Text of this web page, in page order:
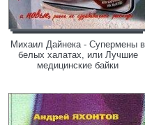
Михаил Дайнека - Супермены в
белых халатах, или Лучшие
медицинские байки